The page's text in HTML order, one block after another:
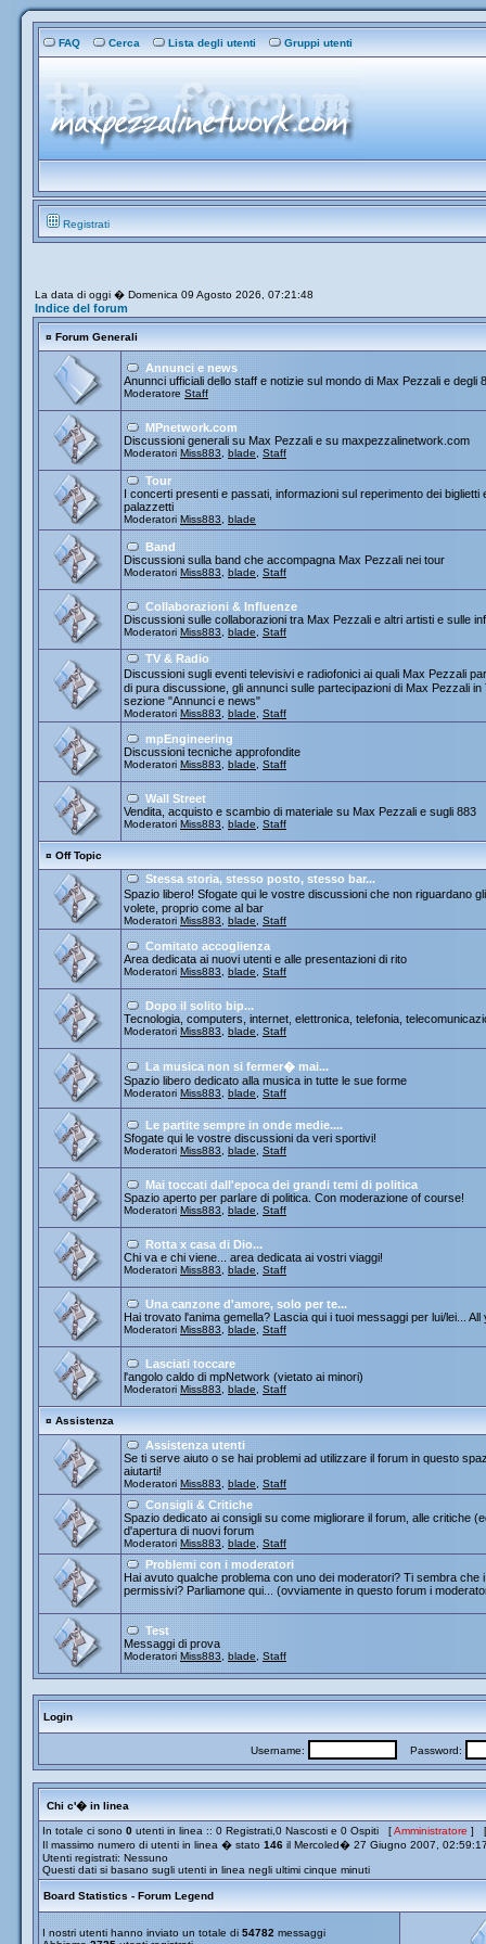
FAQ Cerca Lista degli utenti Gruppi utenti
Registrati
La data di oggi � Domenica 09 Agosto 2026, 07:21:48
Indice del forum
¤ Forum Generali
Annunci e news
Anunnci ufficiali dello staff e notizie sul mondo di Max Pezzali e degli
Moderatore Staff
MPnetwork.com
Discussioni generali su Max Pezzali e su maxpezzalinetwork.com
Moderatori Miss883 blade Staff
Tour
I concerti presenti e passati, informazioni sul reperimento dei
palazzetti
Moderatori Miss883 blade
Band
Discussioni sulla band che accompagna Max Pezzali nei tour
Moderatori Miss883 blade Staff
Collaborazioni & Influenze
Discussioni sulle collaborazioni tra Max Pezzali e altri artisti e sulle
Moderatori Miss883 blade Staff
TV & Radio
Discussioni sugli eventi televisivi e radiofonici ai quali Max Pezzali
di pura discussione, gli annunci sulle partecipazioni di Max Pezzali
sezione "Annunci e news"
Moderatori Miss883 blade Staff
mpEngineering
Discussioni tecniche approfondite
Moderatori Miss883 blade Staff
Wall Street
Vendita, acquisto e scambio di materiale su Max Pezzali e sugli 883
Moderatori Miss883 blade Staff
¤ Off Topic
Stessa storia, stesso posto, stesso bar...
Spazio libero! Sfogate qui le vostre discussioni che non riguardano
volete, proprio come al bar
Moderatori Miss883 blade Staff
Comitato accoglienza
Area dedicata ai nuovi utenti e alle presentazioni di rito
Moderatori Miss883 blade Staff
Dopo il solito bip...
Tecnologia, computers, internet, elettronica, telefonia,
Moderatori Miss883 blade Staff
La musica non si fermer� mai...
Spazio libero dedicato alla musica in tutte le sue forme
Moderatori Miss883 blade Staff
Le partite sempre in onde medie....
Sfogate qui le vostre discussioni da veri sportivi!
Moderatori Miss883 blade Staff
Mai toccati dall'epoca dei grandi temi di politica
Spazio aperto per parlare di politica. Con moderazione of course!
Moderatori Miss883 blade Staff
Rotta x casa di Dio...
Chi va e chi viene... area dedicata ai vostri viaggi!
Moderatori Miss883 blade Staff
Una canzone d'amore, solo per te...
Hai trovato l'anima gemella? Lascia qui i tuoi messaggi per lui/lei...
Moderatori Miss883 blade Staff
Lasciati toccare
l'angolo caldo di mpNetwork (vietato ai minori)
Moderatori Miss883 blade Staff
¤ Assistenza
Assistenza utenti
Se ti serve aiuto o se hai problemi ad utilizzare il forum in questo
aiutarti!
Moderatori Miss883 blade Staff
Consigli & Critiche
Spazio dedicato ai consigli su come migliorare il forum, alle critiche
d'apertura di nuovi forum
Moderatori Miss883 blade Staff
Problemi con i moderatori
Hai avuto qualche problema con uno dei moderatori? Ti sembra
permissivi? Parliamone qui... (ovviamente in questo forum i
Test
Messaggi di prova
Moderatori Miss883 blade Staff
Login
Username: Password:
Chi c'� in linea
In totale ci sono 0 utenti in linea :: 0 Registrati,0 Nascosti e 0 Ospiti [Amministratore ]
Il massimo numero di utenti in linea � stato 146 il Mercoled� 27 Giugno 2007,
Utenti registrati: Nessuno
Questi dati si basano sugli utenti in linea negli ultimi cinque minuti
Board Statistics - Forum Legend
I nostri utenti hanno inviato un totale di 54782 messaggi